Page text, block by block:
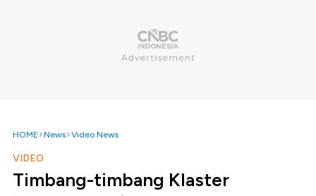
HOME News Video News
VIDEO
Timbang-timbang Klaster